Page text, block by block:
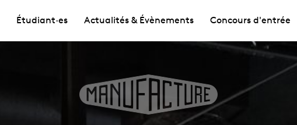
Étudiant·es Actualités & Évènements Concours d'entrée